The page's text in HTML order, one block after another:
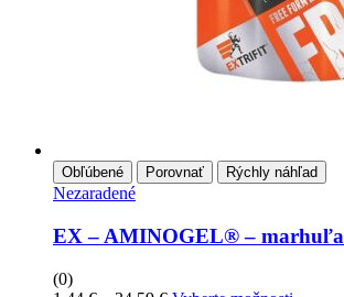
Obľúbené Porovnať Rýchly náhľad
Nezaradené
EX – AMINOGEL® – marhuľa
(0)